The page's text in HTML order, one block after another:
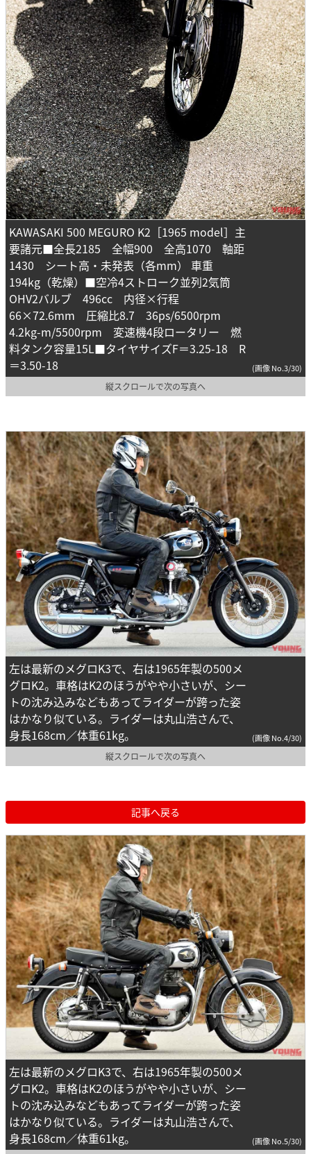
KAWASAKI 500 MEGURO K2［1965 model］主
要諸元■全長2185 全幅900 全高1070 軸距
1430 シート高・未発表（各mm） 車重
194kg（乾燥）■空冷4ストローク並列2気筒
OHV2バルブ 496cc 内径×行程
66×72.6mm 圧縮比8.7 36ps/6500rpm
4.2kg-m/5500rpm 変速機4段ロータリー 燃
料タンク容量15L■タイヤサイズF＝3.25-18 R
＝3.50-18
(画像 No.3/30)
縦スクロールで次の写真へ
左は最新のメグロK3で、右は1965年製の500メ
グロK2。車格はK2のほうがやや小さいが、シー
トの沈み込みなどもあってライダーが跨った姿
はかなり似ている。ライダーは丸山浩さんで、
身長168cm／体重61kg。
(画像 No.4/30)
縦スクロールで次の写真へ
記事へ戻る
左は最新のメグロK3で、右は1965年製の500メ
グロK2。車格はK2のほうがやや小さいが、シー
トの沈み込みなどもあってライダーが跨った姿
はかなり似ている。ライダーは丸山浩さんで、
身長168cm／体重61kg。
(画像 No.5/30)